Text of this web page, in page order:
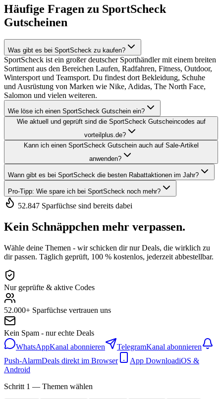
Häufige Fragen zu SportScheck
Gutscheinen
Was gibt es bei SportScheck zu kaufen?
SportScheck ist ein großer deutscher Sporthändler mit einem breiten
Sortiment aus den Bereichen Laufen, Radfahren, Fitness, Outdoor,
Wintersport und Teamsport. Du findest dort Bekleidung, Schuhe
und Ausrüstung von Marken wie Nike, Adidas, The North Face,
Salomon und vielen weiteren.
Wie löse ich einen SportScheck Gutschein ein?
Wie aktuell und geprüft sind die SportScheck Gutscheincodes auf
vorteilplus.de?
Kann ich einen SportScheck Gutschein auch auf Sale-Artikel
anwenden?
Wann gibt es bei SportScheck die besten Rabattaktionen im Jahr?
Pro-Tipp: Wie spare ich bei SportScheck noch mehr?
52.847 Sparfüchse sind bereits dabei
Kein Schnäppchen mehr verpassen.
Wähle deine Themen - wir schicken dir nur Deals, die wirklich zu
dir passen. Täglich geprüft, 100 % kostenlos, jederzeit abbestellbar.
Nur geprüfte & aktive Codes
52.000+ Sparfüchse vertrauen uns
Kein Spam - nur echte Deals
WhatsAppKanal abonnieren TelegramKanal abonnieren
Push-AlarmDeals direkt im Browser App DownloadiOS &
Android
Schritt 1 — Themen wählen